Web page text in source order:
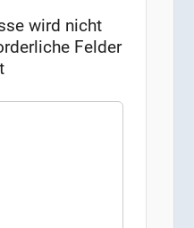
wird nicht
Felder